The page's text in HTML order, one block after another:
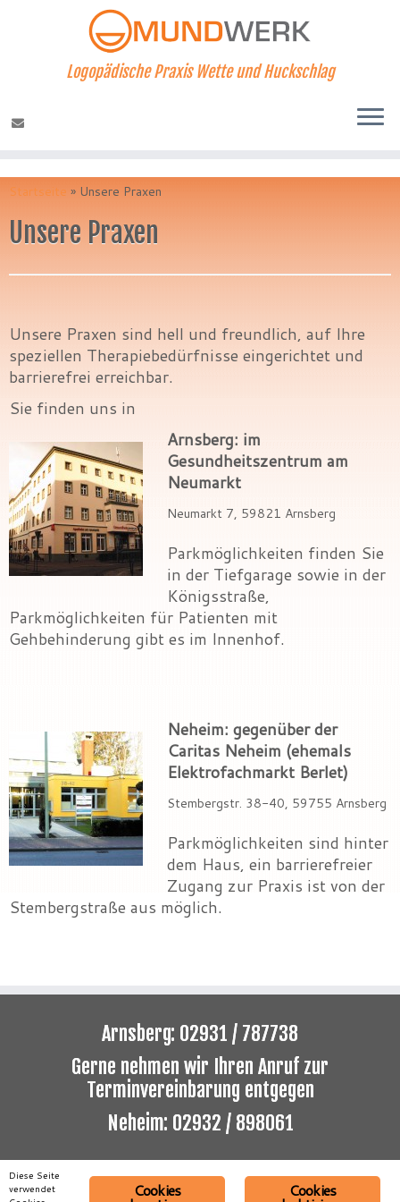
Inhalt
Logopädische Praxis Wette und Huckschlag
Startseite » Unsere Praxen
Unsere Praxen
Unsere Praxen sind hell und freundlich, auf Ihre
speziellen Therapiebedürfnisse eingerichtet und
barrierefrei erreichbar.
Sie finden uns in
Arnsberg: im
Gesundheitszentrum am
Neumarkt
Neumarkt 7, 59821 Arnsberg
Parkmöglichkeiten finden Sie
in der Tiefgarage sowie in der
Königsstraße,
Parkmöglichkeiten für Patienten mit
Gehbehinderung gibt es im Innenhof.
Neheim:gegenüber der
Caritas Neheim (ehemals
Elektrofachmarkt Berlet)
Stembergstr. 38-40, 59755 Arnsberg
Parkmöglichkeiten sind hinter
dem Haus, ein barrierefreier
Zugang zur Praxis ist von der
Stembergstraße aus möglich.
Arnsberg: 02931 / 787738
Gerne nehmen wir Ihren Anruf zur
Terminvereinbarung entgegen
Neheim: 02932 / 898061
Cookies
Cookies
Diese Seite
verwendet